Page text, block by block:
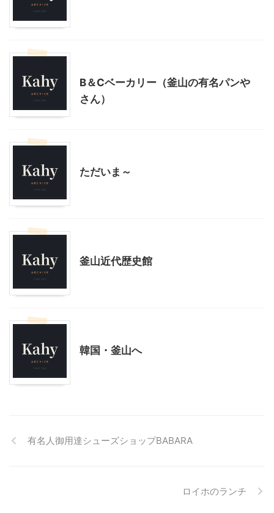
B＆Cベーカリー（釜山の有名パンや
さん）
ただいま～
釜山近代歴史館
韓国・釜山へ
有名人御用達シューズショップBABARA
ロイホのランチ